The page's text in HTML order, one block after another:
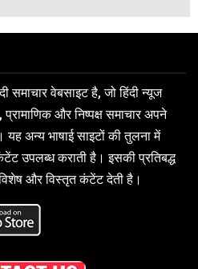
समाचार वेबसाइट है, जो हिंदी न्यूज
और निष्पक्ष समाचार अपने
यह अन्य भाषाई साइटों की तुलना में
उपलब्ध कराती है। इसकी प्रतिबद्ध
और विस्तृत कंटेंट देती है।